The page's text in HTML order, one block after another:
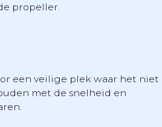
propeller.
een veilige plek waar het niet
met de snelheid en